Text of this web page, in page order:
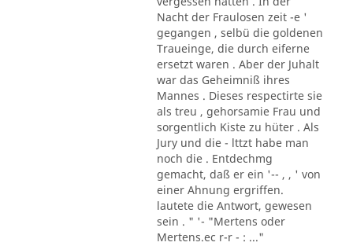
Nacht der Fraulosen zeit -e '
gegangen , selbü die goldenen
Traueinge, die durch eiferne
ersetzt waren . Aber der Juhalt
war das Geheimniß ihres
Mannes . Dieses respectirte sie
als treu , gehorsamie Frau und
sorgentlich Kiste zu hüter . Als
Jury und die - lttzt habe man
noch die . Entdechmg
gemacht, daß er ein '-- , , ' von
einer Ahnung ergriffen.
lautete die Antwort, gewesen
sein . " '- "Mertens oder
Mertens.ec r-r - : ..."